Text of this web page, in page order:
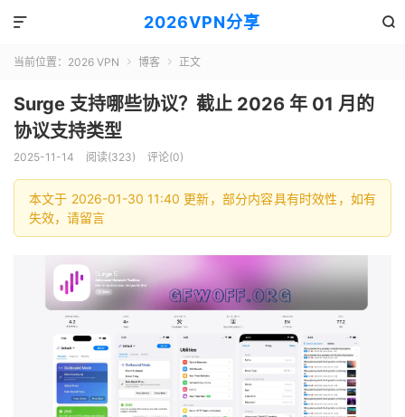
2026VPN分享 

当前位置： 2026 VPN  博客  正文
Surge 支持哪些协议？截止 2026 年 01 月的
协议支持类型
2025-11-14 阅读(323) 评论(0)
本文于 2026-01-30 11:40 更新，部分内容具有时效性，如有
失效，请留言